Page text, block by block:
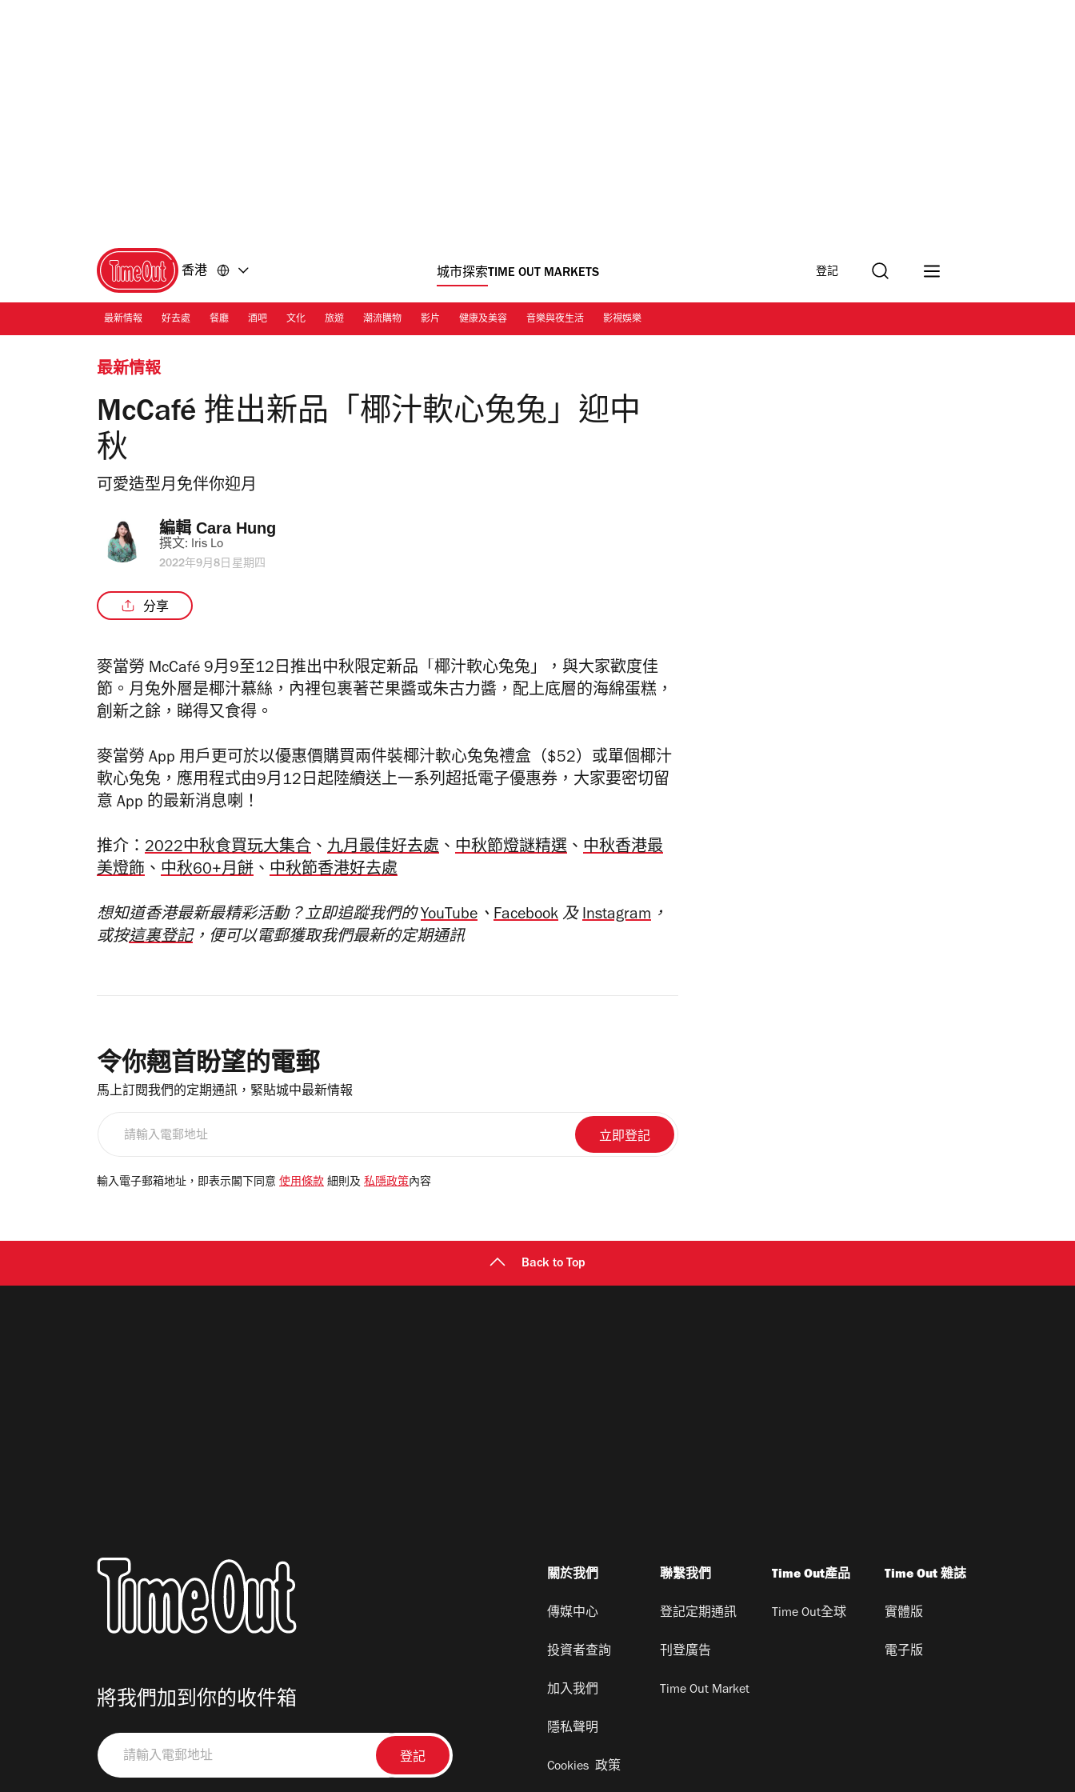
香港 城市探索TIME OUT MARKETS 登記
最新情報 好去處 餐廳 酒吧 文化 旅遊 潮流購物 影片 健康及美容 音樂與夜生活 影視娛樂
最新情報
McCafé 推出新品「椰汁軟心兔兔」迎中
秋
可愛造型月免伴你迎月
編輯 Cara Hung
撰文: Iris Lo
2022年9月8日星期四
分享
麥當勞 McCafé 9月9至12日推出中秋限定新品 「椰汁軟心兔兔」
，與大家歡度佳
節。月兔外層是椰汁慕絲，內裡包裹著芒果醬或朱古力醬，配上底層的海綿蛋糕，
創新之餘，睇得又食得。
麥當勞 App 用戶更可於以優惠價購買兩件裝椰汁軟心兔兔禮盒（$52） 或單個椰汁
軟心兔兔，應用程式由9月12日起陸續送上一系列超抵電子優惠券，大家要密切留
意 App 的最新消息喇！
推介： 2022中秋食買玩大集合 、 九月最佳好去處 、 中秋節燈謎精選 、 中秋香港最
美燈飾 、 中秋60+月餅 、 中秋節香港好去處
想知道香港最新最精彩活動？立即追蹤我們的 YouTube 、 Facebook 及 Instagram ，
或按這裏登記，便可以電郵獲取我們最新的定期通訊
令你翹首盼望的電郵
馬上訂閱我們的定期通訊，緊貼城中最新情報
電
輸入電子郵箱地址，即表示閣下同意 使用條款 細則及 私隱政策 內容
Back to Top
將我們加到你的收件箱
請
輸
關於我們
傳媒中心
投資者查詢
加入我們
隱私聲明
Cookies 政策
聯繫我們
登記定期通訊
刊登廣告
Time Out Market
Time Out產品
Time Out全球
Time Out 雜誌
實體版
電子版